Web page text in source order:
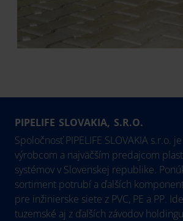
PIPELIFE SLOVAKIA, S.R.O.
Spoločnosť PIPELIFE SLOVAKIA s.r.o.
výrobcom a najväčším predajcom
systémov v Slovenskej republike.
sortiment potrubí a ďalších
pre inžinierske siete z PVC, PE a PP.
tuzemské aj z ďalších závodov